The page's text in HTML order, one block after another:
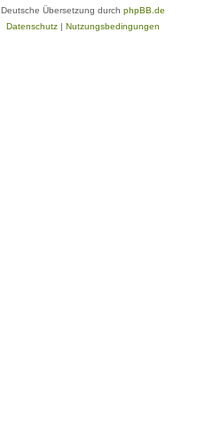
Deutsche Übersetzung durch phpBB.de
Datenschutz| Nutzungsbedingungen